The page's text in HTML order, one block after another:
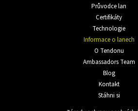
Průvodce lan
Certifikáty
Technologie
Informace o lanech
O Tendonu
Ambassadors Team
Blog
Kontakt
Stáhni si